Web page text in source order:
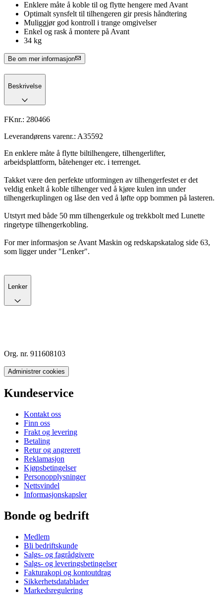
Enklere måte å koble til og flytte hengere med Avant
Optimalt synsfelt til tilhengeren gir presis håndtering
Muliggjør god kontroll i trange omgivelser
Enkel og rask å montere på Avant
34 kg
Be om mer informasjon
Beskrivelse
FKnr.: 280466
Leverandørens varenr.: A35592
En enklere måte å flytte biltilhengere, tilhengerlifter,
arbeidsplattform, båtehenger etc. i terrenget.
Takket være den perfekte utformingen av tilhengerfestet er det
veldig enkelt å koble tilhenger ved å kjøre kulen inn under
tilhengerkuplingen og låse den ved å løfte opp bommen på lasteren.
Utstyrt med både 50 mm tilhengerkule og trekkbolt med Lunette
ringetype tilhengerkobling.
For mer informasjon se Avant Maskin og redskapskatalog side 63,
som ligger under "Lenker".
Lenker
Org. nr. 911608103
Administrer cookies
Kundeservice
Kontakt oss
Finn oss
Frakt og levering
Betaling
Retur og angrerett
Reklamasjon
Kjøpsbetingelser
Personopplysninger
Nettsvindel
Informasjonskapsler
Bonde og bedrift
Medlem
Bli bedriftskunde
Salgs- og fagrådgivere
Salgs- og leveringsbetingelser
Fakturakopi og kontoutdrag
Sikkerhetsdatablader
Markedsregulering